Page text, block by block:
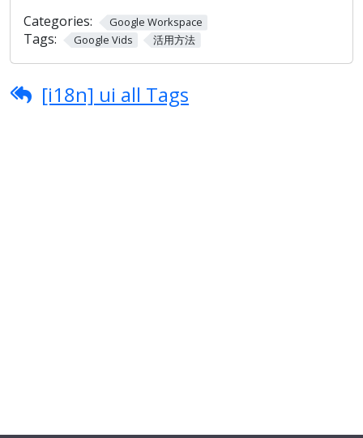
Categories:
Google Workspace
Tags: Google Vids 活用方法
[i18n] ui all Tags